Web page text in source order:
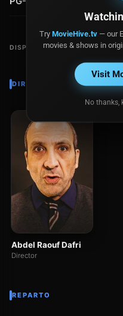
DISPONIBLE EN
DIRECTOR
Abdel Raouf Dafri
Director
REPARTO
Try MovieHive.tv— our
movies & shows in
Visit
No thanks,